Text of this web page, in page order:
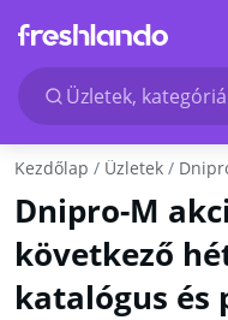
Üzletek,
Kezdőlap Üzletek
Dnipro-M
következő
katalógus és